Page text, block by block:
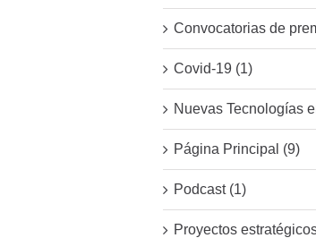
Convocatorias de
Covid-19 (1)
Nuevas Tecnologías
Página Principal (9)
Podcast (1)
Proyectos